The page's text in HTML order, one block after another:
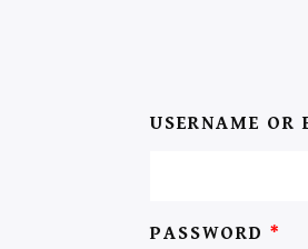
USERNAME OR
PASSWORD *